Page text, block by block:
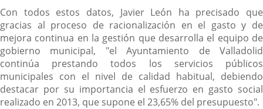
Con todos estos datos, Javier León ha precisado que
gracias al proceso de racionalización en el gasto y de
mejora continua en la gestión que desarrolla el equipo de
gobierno municipal, "el Ayuntamiento de Valladolid
continúa prestando todos los servicios públicos
municipales con el nivel de calidad habitual, debiendo
destacar por su importancia el esfuerzo en gasto social
realizado en 2013, que supone el 23,65% del presupuesto".